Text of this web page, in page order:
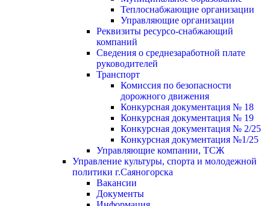
Теплоснабжающие организации
Управляющие организации
Реквизиты ресурсо-снабжающий
компаний
Сведения о среднезаработной плате
руководителей
Транспорт
Комиссия по безопасности
дорожного движения
Конкурсная документация № 18
Конкурсная документация № 19
Конкурсная документация № 2/25
Конкурсная документация №1/25
Управляющие компании, ТСЖ
Управление культуры, спорта и молодежной
политики г.Саяногорска
Вакансии
Документы